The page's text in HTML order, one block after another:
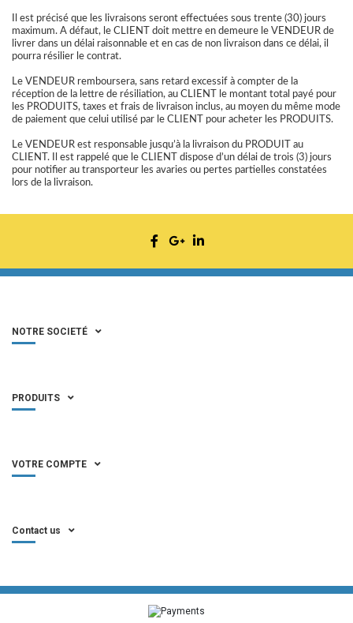
Il est précisé que les livraisons seront effectuées sous trente (30) jours
maximum. A défaut, le CLIENT doit mettre en demeure le VENDEUR de
livrer dans un délai raisonnable et en cas de non livraison dans ce délai, il
pourra résilier le contrat.
Le VENDEUR remboursera, sans retard excessif à compter de la
réception de la lettre de résiliation, au CLIENT le montant total payé pour
les PRODUITS, taxes et frais de livraison inclus, au moyen du même mode
de paiement que celui utilisé par le CLIENT pour acheter les PRODUITS.
Le VENDEUR est responsable jusqu’à la livraison du PRODUIT au
CLIENT. Il est rappelé que le CLIENT dispose d’un délai de trois (3) jours
pour notifier au transporteur les avaries ou pertes partielles constatées
lors de la livraison.
NOTRE SOCIETÉ
PRODUITS
VOTRE COMPTE
Contact us